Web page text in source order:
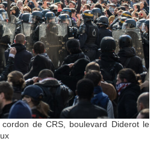
de CRS, boulevard Diderot le